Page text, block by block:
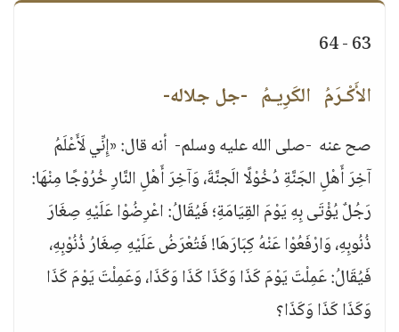
63 - 64
الأَكْـرَمُ الكَرِيـمُ -جل جلاله-
صح عنه -صلى الله عليه وسلم- أنه قال: «إِنِّي لَأَعْلَمُ
آخِرَ أَهْلِ الجَنَّةِ دُخُوْلًا الَجنَّةَ، وَآخِرَ أَهْلِ النَّارِ خُرُوْجًا مِنْهَا:
رَجُلٌ يُؤْتَى بِهِ يَوْمَ القِيَامَةِ؛ فَيُقَالُ: اعْرِضُوْا عَلَيْهِ صِغَارَ
ذُنُوبِهِ، وَارْفَعُوْا عَنْهُ كِبَارَهَا! فَتُعْرَضُ عَلَيْهِ صِغَارُ ذُنُوْبِهِ،
فَيُقَالُ: عَمِلْتَ يَوْمَ كَذَا وَكَذَا كَذَا وَكَذَا، وَعَمِلْتَ يَوْمَ كَذَا
وَكَذَا كَذَا وَكَذَا؟